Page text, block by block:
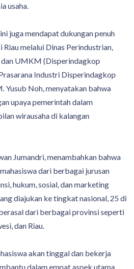
usaha.
juga mendapat dukungan penuh
melalui Dinas Perindustrian,
dan UMKM (Disperindagkop
Industri Disperindagkop
Yusub Noh, menyatakan bahwa
upaya pemerintah dalam
wirausaha di kalangan
Jumandri, menambahkan bahwa
dari berbagai jurusan
hukum, sosial, dan marketing
diajukan ke tingkat nasional, 25 di
dari berbagai provinsi seperti
dan Riau.
akan tinggal dan bekerja
dalam empat aspek utama,